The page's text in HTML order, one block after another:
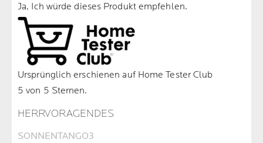
Ja, Ich würde dieses Produkt empfehlen.
Ursprünglich erschienen auf Home Tester Club
5 von 5 Sternen.
HERRVORAGENDES
SONNENTANGO3